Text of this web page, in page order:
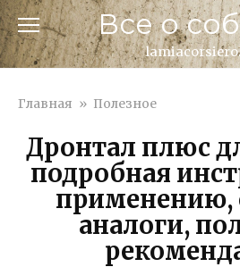
Перейти
к
контенту
Все о
Главная » Полезное
Дронтал плюс
подробная
применению,
аналоги,